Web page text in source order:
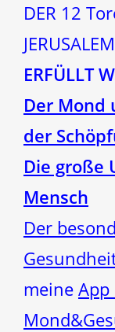
DER 12
ERFÜLLT
Der Mond
der
Die große
Mensch
Der
meine App